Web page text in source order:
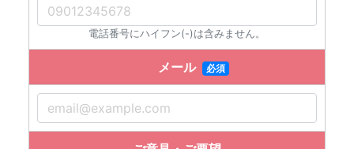
電話番号にハイフン(-)は含みません。
メール 必須